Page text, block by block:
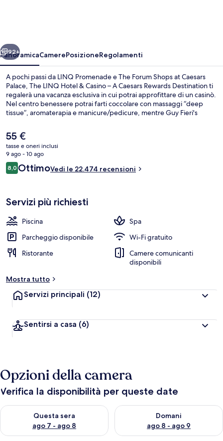
–
A
Caesars
Rewards
Destination
Avanti
92+
PanoramicaCamerePosizioneRegolamenti
A pochi passi da LINQ Promenade e The Forum Shops at Caesars
Palace, The LINQ Hotel & Casino – A Caesars Rewards Destination ti
regalerà una vacanza esclusiva in cui potrai approfittare di un casinò.
Nel centro benessere potrai farti coccolare con massaggi “deep
tissue”, aromaterapia e manicure/pedicure, mentre Guy Fieri's
pranzo e la cena, ti permetterà di assaggiare le specialità della
cucina americana. Gli altri punti di forza della struttura includono 4
bar/lounge, una palestra aperta giorno e notte e un bagno turco. Le
recensioni dei viaggiatori menzionano la posizione centrale e le
attrazioni nei dintorni. Approfitta dei mezzi pubblici nelle vicinanze:
Stazione di Harrah’s & The LINQ è a 6 min e Stazione di Flamingo -
Il
prezzo
attuale
è
55 €
55 €
tasse e oneri inclusi
9 ago - 10 ago
Recensioni
8,08,0 su 10
OttimoVedi le 22.474 recensioni
Servizi più richiesti
Piscina
Spa
Parcheggio disponibile
Wi-Fi gratuito
Ristorante
Camere comunicanti
disponibili
Mostra tutto
Servizi principali (12)
Sentirsi a casa (6)
Opzioni della camera
Verifica la disponibilità per queste date
Questa sera
ago 7 - ago 8
Verifica la disponibilità per questa sera, ago 7 - ago 8
Domani
ago 8 - ago 9
Verifica la disponibilità per